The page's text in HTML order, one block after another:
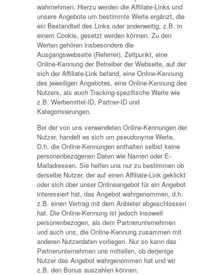
wahrnehmen. Hierzu werden die Affiliate-Links und
unsere Angebote um bestimmte Werte ergänzt, die
ein Bestandteil des Links oder anderweitig, z.B. in
einem Cookie, gesetzt werden können. Zu den
Werten gehören insbesondere die
Ausgangswebseite (Referrer), Zeitpunkt, eine
Online-Kennung der Betreiber der Webseite, auf der
sich der Affiliate-Link befand, eine Online-Kennung
des jeweiligen Angebotes, eine Online-Kennung des
Nutzers, als auch Tracking-spezifische Werte wie
z.B. Werbemittel-ID, Partner-ID und
Kategorisierungen.
Bei der von uns verwendeten Online-Kennungen der
Nutzer, handelt es sich um pseudonyme Werte.
D.h. die Online-Kennungen enthalten selbst keine
personenbezogenen Daten wie Namen oder E-
Mailadressen. Sie helfen uns nur zu bestimmen ob
derselbe Nutzer, der auf einen Affiliate-Link geklickt
oder sich über unser Onlineangebot für ein Angebot
interessiert hat, das Angebot wahrgenommen, d.h.
z.B. einen Vertrag mit dem Anbieter abgeschlossen
hat. Die Online-Kennung ist jedoch insoweit
personenbezogen, als dem Partnerunternehmen
und auch uns, die Online-Kennung zusammen mit
anderen Nutzerdaten vorliegen. Nur so kann das
Partnerunternehmen uns mitteilen, ob derjenige
Nutzer das Angebot wahrgenommen hat und wir
z.B. den Bonus auszahlen können.